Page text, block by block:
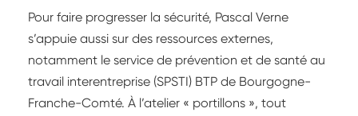
Pour faire progresser la sécurité, Pascal Verne
s’appuie aussi sur des ressources externes,
notamment le service de prévention et de santé au
travail interentreprise (SPSTI) BTP de Bourgogne-
Franche-Comté. À l’atelier « portillons », tout